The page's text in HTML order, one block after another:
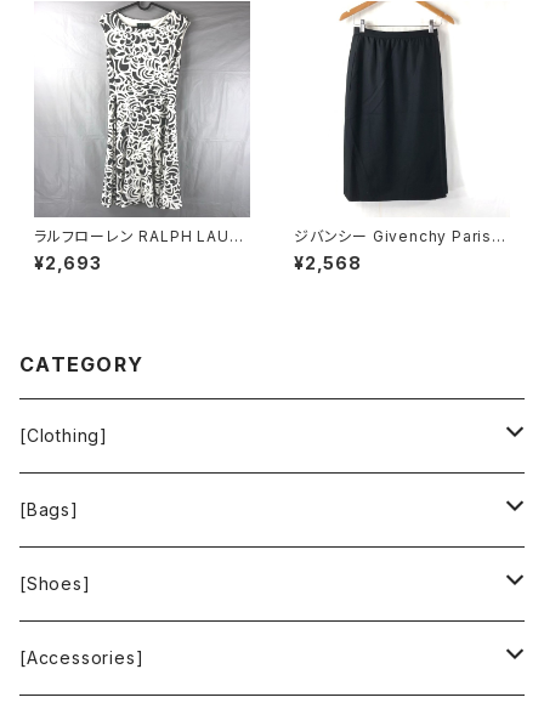
ラルフローレン RALPH LAURE
N ワンピース ノースリーブ 花柄
フレア 白 グレー系 2Pサイズ 9
¥2,693
ジバンシー Givenchy Paris
スカート 巻きスカート 黒 38サ
イズ 900700
¥2,568
CATEGORY
[Clothing]
Krochet Kids International
[Bags]
BAGGU
FOOD TEXTILE
[Shoes]
TOMS
[Accessories]